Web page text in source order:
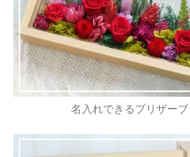
名入れできるプリザー